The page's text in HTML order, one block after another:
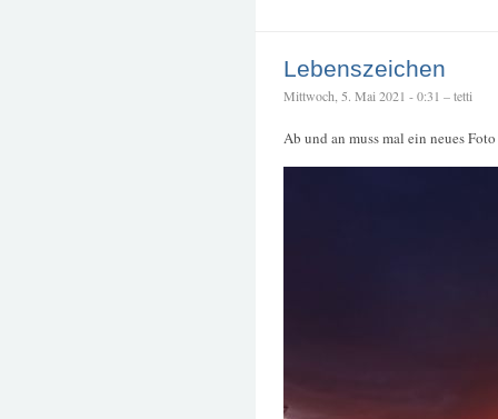
Lebenszeichen
Mittwoch, 5. Mai 2021 - 0:31 – tetti
Ab und an muss mal ein neues Foto